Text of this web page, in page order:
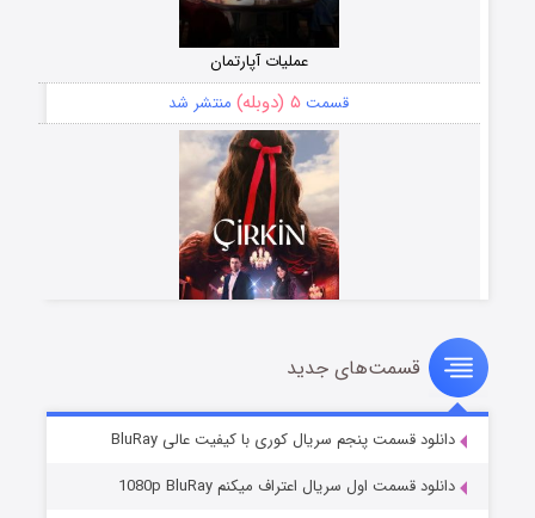
عملیات آپارتمان
قسمت ۵ (دوبله) منتشر شد
سریال زشت
قسمت۲ (زیرنویس) منتشر شد
قسمت‌های جدید
دانلود قسمت پنجم سریال کوری با کیفیت عالی BluRay
دانلود قسمت اول سریال اعتراف میکنم 1080p BluRay